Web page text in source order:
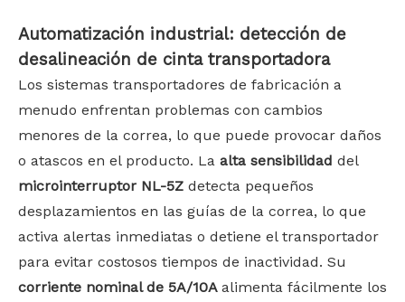
Automatización industrial: detección de
desalineación de cinta transportadora
Los sistemas transportadores de fabricación a
menudo enfrentan problemas con cambios
menores de la correa, lo que puede provocar daños
o atascos en el producto. La alta sensibilidad del
microinterruptor NL-5Z detecta pequeños
desplazamientos en las guías de la correa, lo que
activa alertas inmediatas o detiene el transportador
para evitar costosos tiempos de inactividad. Su
corriente nominal de 5A/10A alimenta fácilmente los